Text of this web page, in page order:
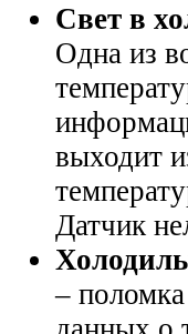
Свет в
Одна из
выходит
Датчик
–